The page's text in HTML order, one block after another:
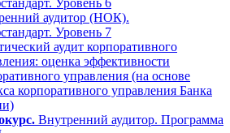
Уровень 6
аудитор (НОК).
Уровень 7
аудит корпоративного
оценка эффективности
управления (на основе
корпоративного управления Банка
Внутренний аудитор. Программа